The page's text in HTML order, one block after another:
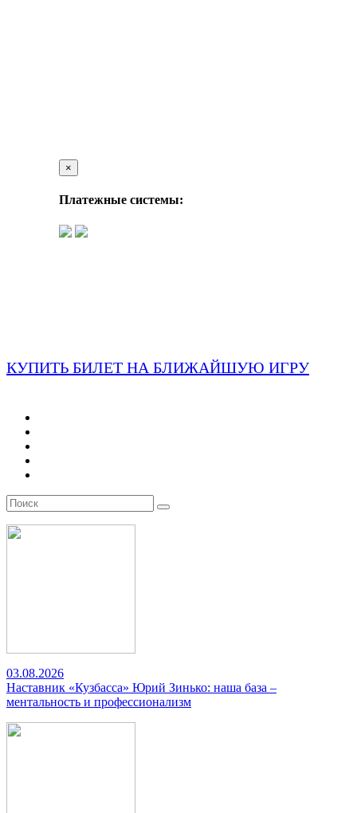
×
Платежные системы:
КУПИТЬ БИЛЕТ НА БЛИЖАЙШУЮ ИГРУ
03.08.2026
Наставник «Кузбасса» Юрий Зинько: наша база –
ментальность и профессионализм